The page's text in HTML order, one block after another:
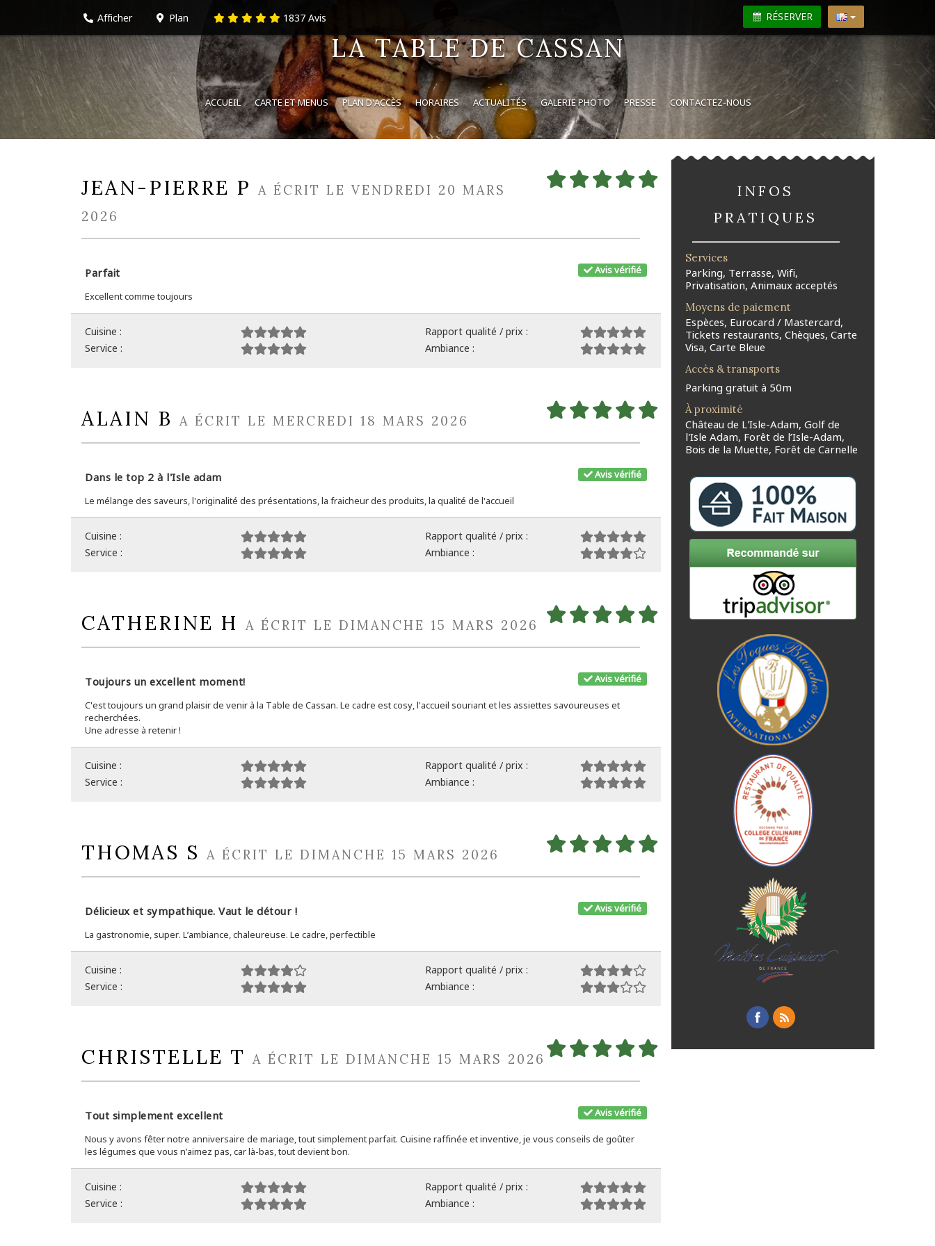
RÉSERVER
Afficher Plan 1837 Avis
LA TABLE DE CASSAN
ACCUEIL CARTE ET MENUS PLAN D'ACCÈS HORAIRES ACTUALITÉS GALERIE PHOTO PRESSE CONTACTEZ-NOUS
JEAN-PIERRE P
A ÉCRIT LE VENDREDI 20 MARS
2026
Avis vérifié
Parfait
Excellent comme toujours
Cuisine :
Rapport qualité / prix :
Service :
Ambiance :
ALAIN B A ÉCRIT LE MERCREDI 18 MARS 2026
Avis vérifié
Dans le top 2 à l'Isle adam
Le mélange des saveurs, l'originalité des présentations, la fraicheur des produits, la qualité de l'accueil
Cuisine :
Rapport qualité / prix :
Service :
Ambiance :
CATHERINE H A ÉCRIT LE DIMANCHE 15 MARS 2026
Avis vérifié
Toujours un excellent moment!
C'est toujours un grand plaisir de venir à la Table de Cassan. Le cadre est cosy, l'accueil souriant et les assiettes savoureuses et
recherchées.
Une adresse à retenir !
Cuisine :
Rapport qualité / prix :
Service :
Ambiance :
THOMAS S A ÉCRIT LE DIMANCHE 15 MARS 2026
Avis vérifié
Délicieux et sympathique. Vaut le détour !
La gastronomie, super. L’ambiance, chaleureuse. Le cadre, perfectible
Cuisine :
Rapport qualité / prix :
Service :
Ambiance :
CHRISTELLE T A ÉCRIT LE DIMANCHE 15 MARS 2026
Avis vérifié
Tout simplement excellent
Nous y avons fêter notre anniversaire de mariage, tout simplement parfait. Cuisine raffinée et inventive, je vous conseils de goûter
les légumes que vous n’aimez pas, car là-bas, tout devient bon.
Cuisine :
Rapport qualité / prix :
Service :
Ambiance :
INFOS
PRATIQUES
Services
Parking, Terrasse, Wifi,
Privatisation, Animaux acceptés
Moyens de paiement
Espèces, Eurocard / Mastercard,
Tickets restaurants, Chèques, Carte
Visa, Carte Bleue
Accès & transports
Parking gratuit à 50m
À proximité
Château de L'Isle-Adam, Golf de
l'Isle Adam, Forêt de l’Isle-Adam,
Bois de la Muette, Forêt de Carnelle